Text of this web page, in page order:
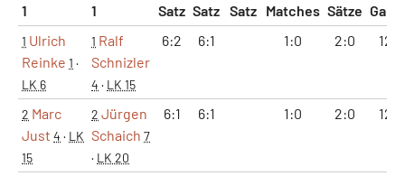
1
1
Satz Satz Satz
Matches Sätze
1 Ulrich
Reinke 1 ·
LK 6
1 Ralf
Schnizler
4 · LK 15
6:2 6:1 1:0 2:0 12:3
2 Marc
Just 4 · LK
15
2 Jürgen
Schaich 7
· LK 20
6:1 6:1 1:0 2:0 12:2